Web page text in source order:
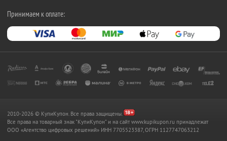
Принимаем к оплате:
2010-2026 © КупиКупон. Все права защищены.
Все права на товарный знак "КупиКупон" и на сайт www.kupikupon.ru принадлежат
OOO «Агентство цифровых решений» ИНН 7705523387, ОГРН 1127747063212